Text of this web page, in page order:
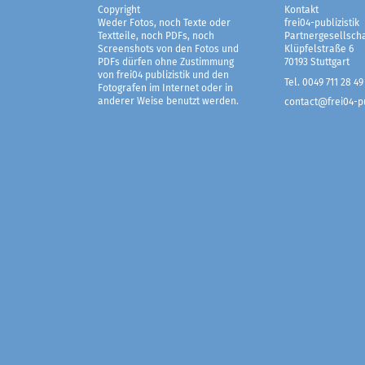
Copyright
Weder Fotos, noch Texte oder
Textteile, noch PDFs, noch
Screenshots von den Fotos und
PDFs dürfen ohne Zustimmung
von frei04 publizistik und den
Fotografen im Internet oder in
anderer Weise benutzt werden.
Kontakt
frei04-publizistik
Klüpfelstraße 6
70193 Stuttgart
Tel. 0049 711 28 49
contact@frei04-